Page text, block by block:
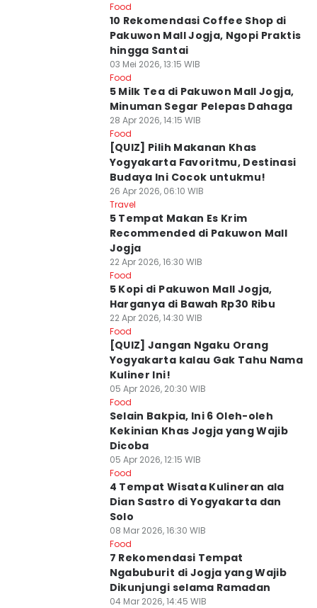
Food
10 Rekomendasi Coffee Shop di
Pakuwon Mall Jogja, Ngopi Praktis
hingga Santai
03 Mei 2026, 13:15 WIB
Food
5 Milk Tea di Pakuwon Mall Jogja,
Minuman Segar Pelepas Dahaga
28 Apr 2026, 14:15 WIB
Food
[QUIZ] Pilih Makanan Khas
Yogyakarta Favoritmu, Destinasi
Budaya Ini Cocok untukmu!
26 Apr 2026, 06:10 WIB
Travel
5 Tempat Makan Es Krim
Recommended di Pakuwon Mall
Jogja
22 Apr 2026, 16:30 WIB
Food
5 Kopi di Pakuwon Mall Jogja,
Harganya di Bawah Rp30 Ribu
22 Apr 2026, 14:30 WIB
Food
[QUIZ] Jangan Ngaku Orang
Yogyakarta kalau Gak Tahu Nama
Kuliner Ini!
05 Apr 2026, 20:30 WIB
Food
Selain Bakpia, Ini 6 Oleh-oleh
Kekinian Khas Jogja yang Wajib
Dicoba
05 Apr 2026, 12:15 WIB
Food
4 Tempat Wisata Kulineran ala
Dian Sastro di Yogyakarta dan
Solo
08 Mar 2026, 16:30 WIB
Food
7 Rekomendasi Tempat
Ngabuburit di Jogja yang Wajib
Dikunjungi selama Ramadan
04 Mar 2026, 14:45 WIB